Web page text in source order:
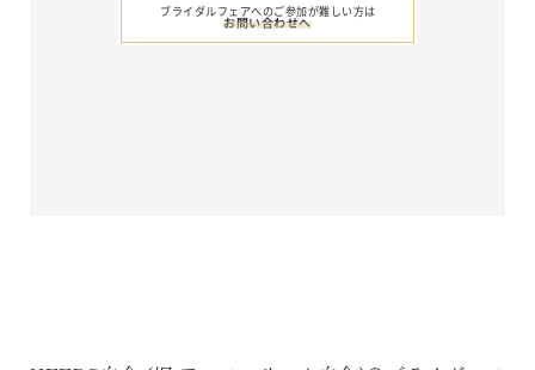
ブライダルフェアへのご参加が難しい方は
お問い合わせへ